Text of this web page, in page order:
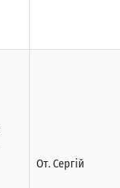
От. Сергій